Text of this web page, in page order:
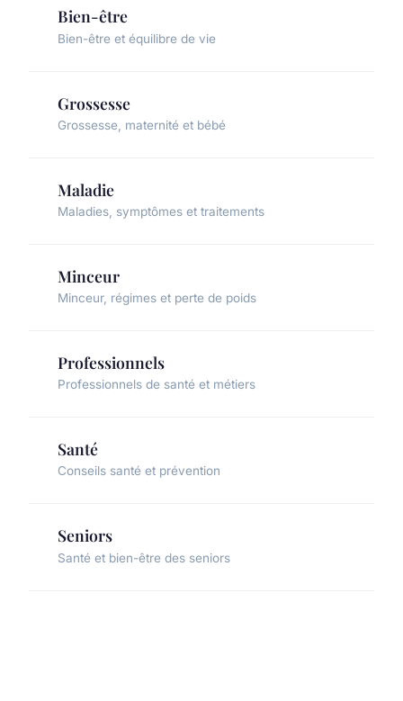
Bien-être
Bien-être et équilibre de vie
Grossesse
Grossesse, maternité et bébé
Maladie
Maladies, symptômes et traitements
Minceur
Minceur, régimes et perte de poids
Professionnels
Professionnels de santé et métiers
Santé
Conseils santé et prévention
Seniors
Santé et bien-être des seniors